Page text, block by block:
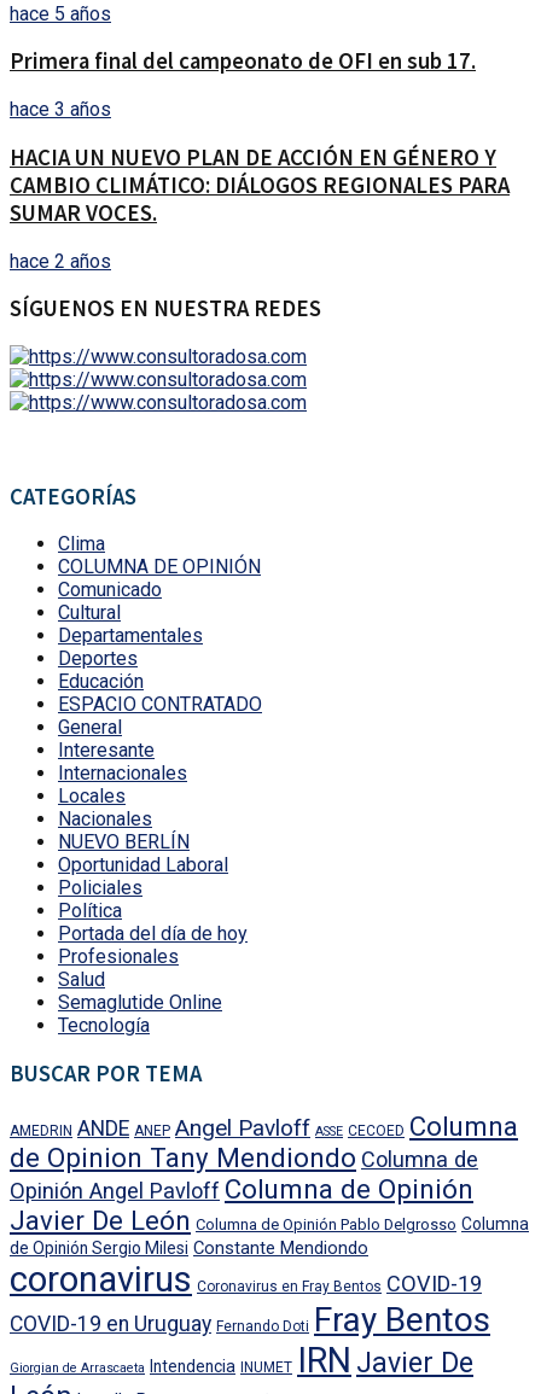
hace 5 años
Primera final del campeonato de OFI en sub 17.
hace 3 años
HACIA UN NUEVO PLAN DE ACCIÓN EN GÉNERO Y
CAMBIO CLIMÁTICO: DIÁLOGOS REGIONALES PARA
SUMAR VOCES.
hace 2 años
SÍGUENOS EN NUESTRA REDES
CATEGORÍAS
Clima
COLUMNA DE OPINIÓN
Comunicado
Cultural
Departamentales
Deportes
Educación
ESPACIO CONTRATADO
General
Interesante
Internacionales
Locales
Nacionales
NUEVO BERLÍN
Oportunidad Laboral
Policiales
Política
Portada del día de hoy
Profesionales
Salud
Semaglutide Online
Tecnología
BUSCAR POR TEMA
AMEDRIN ANDE ANEP Angel Pavloff ASSE CECOED Columna
de Opinion Tany Mendiondo Columna de
Opinión Angel Pavloff Columna de Opinión
Javier De León Columna de Opinión Pablo Delgrosso Columna
de Opinión Sergio Milesi Constante Mendiondo
coronavirus Coronavirus en Fray Bentos COVID-19
COVID-19 en Uruguay Fernando Doti Fray Bentos
Giorgian de Arrascaeta Intendencia INUMET IRN Javier De